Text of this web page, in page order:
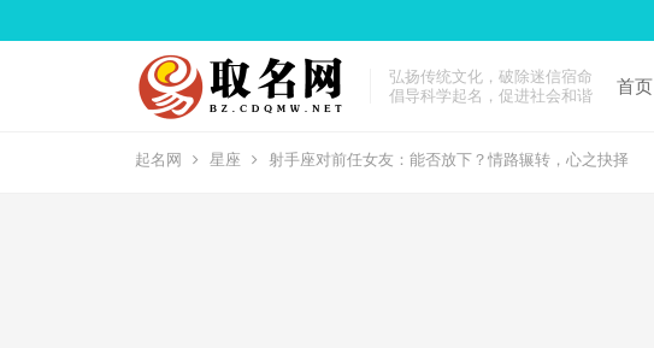
弘扬传统文化，破除迷信宿命
倡导科学起名，促进社会和谐
首页
起名网 星座 射手座对前任女友：能否放下？情路辗转，心之抉择